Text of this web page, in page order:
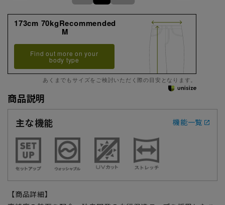
173cm 70kgRecommended
M
Find out more on your
body type
あくまでもサイズをご検討いただく際の目安となります。
商品説明
主な機能
機能一覧
【商品詳細】